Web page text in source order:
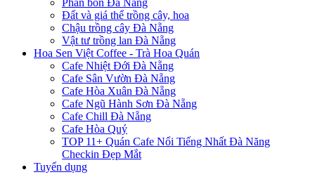
Phân bón Đà Nẵng
Đất và giá thể trồng cây, hoa
Chậu trồng cây Đà Nẵng
Vật tư trồng lan Đà Nẵng
Hoa Sen Việt Coffee - Trà Hoa Quán
Cafe Nhiệt Đới Đà Nẵng
Cafe Sân Vườn Đà Nẵng
Cafe Hòa Xuân Đà Nẵng
Cafe Ngũ Hành Sơn Đà Nẵng
Cafe Chill Đà Nẵng
Cafe Hòa Quý
TOP 11+ Quán Cafe Nổi Tiếng Nhất Đà Năng
Checkin Đẹp Mắt
Tuyển dụng